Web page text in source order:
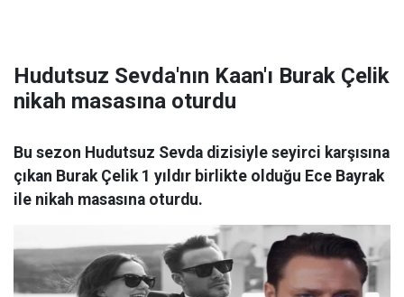
Hudutsuz Sevda'nın Kaan'ı Burak Çelik
nikah masasına oturdu
Bu sezon Hudutsuz Sevda dizisiyle seyirci karşısına
çıkan Burak Çelik 1 yıldır birlikte olduğu Ece Bayrak
ile nikah masasına oturdu.